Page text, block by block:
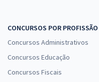
CONCURSOS POR PROFISSÃO
Concursos Administrativos
Concursos Educação
Concursos Fiscais